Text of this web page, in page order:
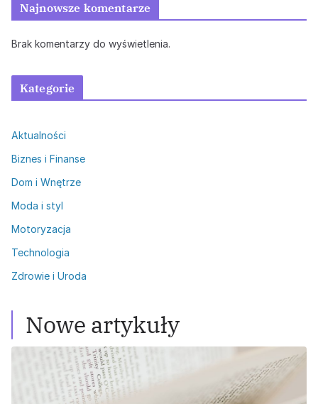
Najnowsze komentarze
Brak komentarzy do wyświetlenia.
Kategorie
Aktualności
Biznes i Finanse
Dom i Wnętrze
Moda i styl
Motoryzacja
Technologia
Zdrowie i Uroda
Nowe artykuły